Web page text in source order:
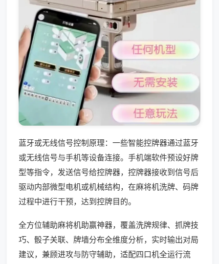
蓝牙或无线信号控制原理：一些智能控牌器通过蓝牙
或无线信号与手机等设备连接。手机端软件预设好牌
型等指令，发送信号给控牌器，控牌器接收到信号后
驱动内部微型电机或机械结构，在麻将机洗牌、码牌
过程中进行干预，达到控牌目的。
全方位辅助麻将机助赢神器，覆盖洗牌规律、抓牌技
巧、骰子关联、牌墙分布全维度分析，实时输出对局
建议，兼顾进攻与防守辅助，适配四口机全运行流